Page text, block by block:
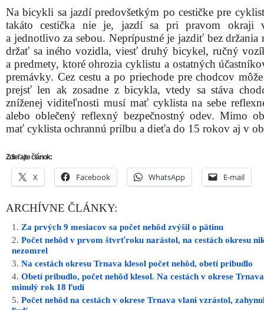
Na bicykli sa jazdí predovšetkým po cestičke pre
takáto cestička nie je, jazdí sa pri pravom okraji
a jednotlivo za sebou. Neprípustné je jazdiť bez držania
držať sa iného vozidla, viesť druhý bicykel, ručný
a predmety, ktoré ohrozia cyklistu a ostatných
premávky. Cez cestu a po priechode pre chodcov
prejsť len ak zosadne z bicykla, vtedy sa stáva
zníženej viditeľnosti musí mať cyklista na sebe
alebo oblečený reflexný bezpečnostný odev. Mimo
mať cyklista ochrannú prilbu a dieťa do 15 rokov aj v
Zdieľajte článok:
X Facebook WhatsApp E-mail
ARCHÍVNE ČLÁNKY:
Za prvých 9 mesiacov sa počet nehôd zvýšil o pätinu
Počet nehôd v prvom štvrťroku narástol, na cestách okresu
nezomrel
Na cestách okresu Trnava klesol počet nehôd, obetí pribudlo
Obetí pribudlo, počet nehôd klesol. Na cestách v okrese
minulý rok 18 ľudí
Počet nehôd na cestách v okrese Trnava vlani vzrástol,